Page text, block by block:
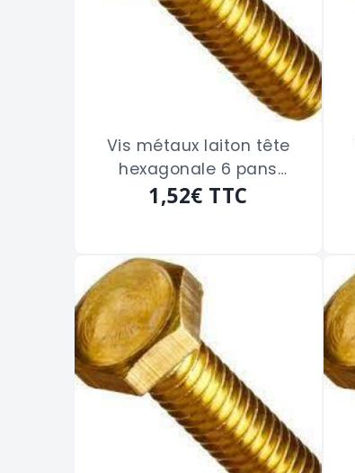
Vis métaux laiton tête
hexagonale 6 pans
filetage total de 4 x 40
1,52€ TTC